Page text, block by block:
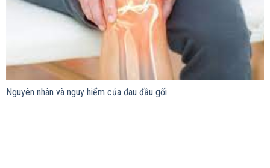
Nguyên nhân và nguy hiểm của đau đầu gối